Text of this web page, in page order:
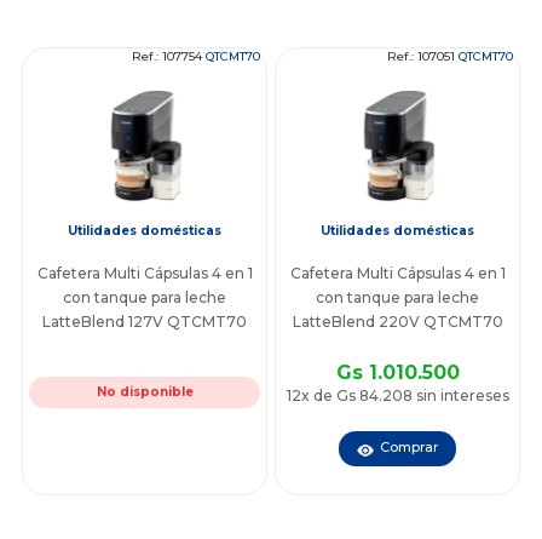
Ref.: 107754QTCMT70
Utilidades domésticas
Cafetera Multi Cápsulas 4 en 1
con tanque para leche
LatteBlend 127V QTCMT70
No disponible
Ref.: 107051 QTCMT70
Utilidades domésticas
Cafetera Multi Cápsulas 4 en 1
con tanque para leche
LatteBlend 220V QTCMT70
Gs 1.010.500
12x de Gs 84.208 sin intereses
Comprar